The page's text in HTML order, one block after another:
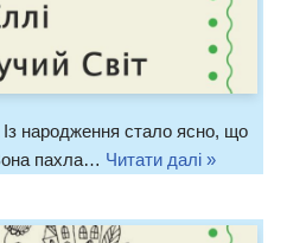
Із народження стало ясно, що
пахла… Читати далі »